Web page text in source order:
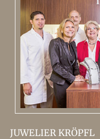
JUWELIER KRÖPFL